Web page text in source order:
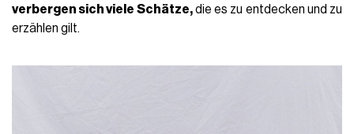
verbergen sich viele Schätze,die es zu entdecken und zu
erzählen gilt.